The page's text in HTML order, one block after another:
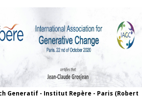
Generatif - Institut Repère - Paris (Robert